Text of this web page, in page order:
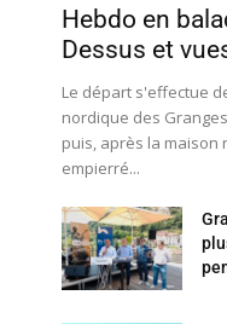
Hebdo en
Dessus et
Le départ s'effectue
nordique des
puis, après la maison
empierré...